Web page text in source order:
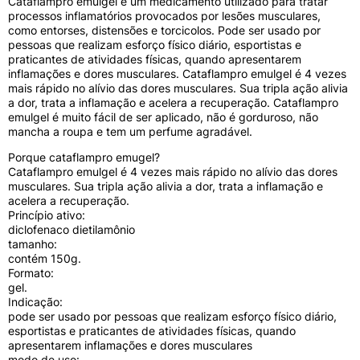
medicamento antiinflamatório tópico que age sobre a
região inflamada aliviando o inchaço e a dor. A
formulação do medicamento foi desenvolvida
especialmente para ser friccionada sobre a pele.
PRINCÍPIO ATIVO: Diclofenaco dietilamônio 11,6 mg/g
TAMANHO: Bisnaga de 150g. FORMATO: Gel.
INDICAÇÃO: CATAFLAMPRO EMULGEL TRIPLA AÇÃO
foi indicado para aliviar a dor e reduzir os sintomas da
inflamação como inchaço e dor, nas seguintes
condições:
• Entorses, lesões, contusões, distensões, torcicolo,
dores nas costas, dor muscular, dor pós-traumática,
lesões causadas pela prática esportiva;
• Tendinite, cotovelo do tenista, bursite;
• Alguns tipos de artrites leves (atralgia, dor articular)
nos joelhos e dedos.
pode ser usado para tratar outras condições
determinadas por um médico.
MODO DE USO: Dosagem: CATAFLAMPRO EMULGEL
TRIPLA AÇÃO deve ser aplicado massageando
processos inflamatórios provocados por lesões musculares,
como entorses, distensões e torcicolos. Pode ser usado por
pessoas que realizam esforço físico diário, esportistas e
praticantes de atividades físicas, quando apresentarem
inflamações e dores musculares. Cataflampro emulgel é 4 vezes
mais rápido no alívio das dores musculares. Sua tripla ação alivia
a dor, trata a inflamação e acelera a recuperação. Cataflampro
emulgel é muito fácil de ser aplicado, não é gorduroso, não
mancha a roupa e tem um perfume agradável.
Porque cataflampro emugel?
Cataflampro emulgel é 4 vezes mais rápido no alívio das dores
musculares. Sua tripla ação alivia a dor, trata a inflamação e
acelera a recuperação.
Princípio ativo:
diclofenaco dietilamônio
tamanho:
contém 150g.
Formato:
gel.
Indicação:
pode ser usado por pessoas que realizam esforço físico diário,
esportistas e praticantes de atividades físicas, quando
apresentarem inflamações e dores musculares